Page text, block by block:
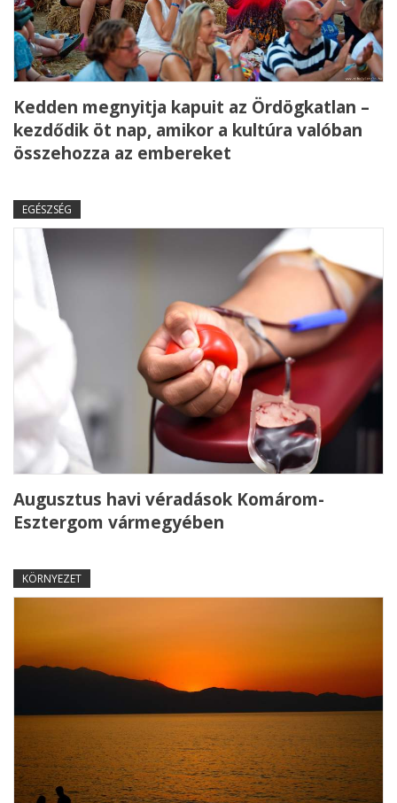
Kedden megnyitja kapuit az Ördögkatlan –
kezdődik öt nap, amikor a kultúra valóban
összehozza az embereket
EGÉSZSÉG
Augusztus havi véradások Komárom-
Esztergom vármegyében
KÖRNYEZET